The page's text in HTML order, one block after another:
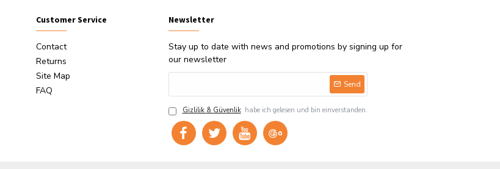
Customer Service
Contact
Returns
Site Map
FAQ
Newsletter
Stay up to date with news and promotions by signing up for
our newsletter
Send
Gizlilik & Güvenlik habe ich gelesen und bin einverstanden.